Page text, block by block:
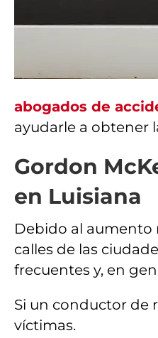
abogados de
ayudarle a obtener
Gordon
en Luisiana
Debido al aumento
calles de las
frecuentes y, en
Si un conductor de
víctimas.